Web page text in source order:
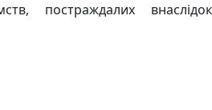
постраждалих внаслідок